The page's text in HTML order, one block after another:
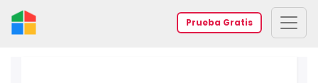
Prueba Gratis